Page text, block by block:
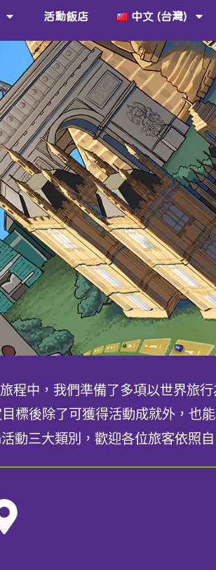
活動飯店 中文 (台灣)
程中，我們準備了多項以世界旅
標後除了可獲得活動成就外，也
動三大類別，歡迎各位旅客依照